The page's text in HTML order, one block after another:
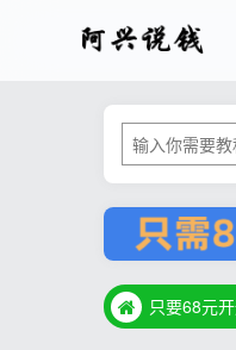
只要68元
只要68元
只要68元